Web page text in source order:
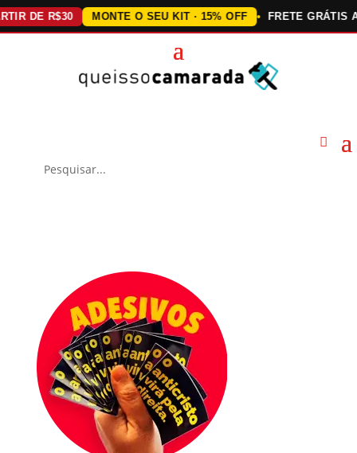
R$30 MONTE O SEU KIT · 15% OFF FRETE GRÁTIS